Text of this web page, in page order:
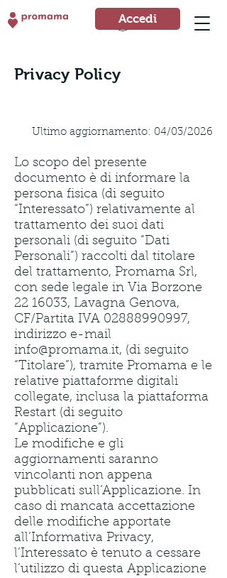
Accedi
Accedi
Privacy Policy
Ultimo aggiornamento: 04/03/2026
Lo scopo del presente
documento è di informare la
persona fisica (di seguito
“Interessato”) relativamente al
trattamento dei suoi dati
personali (di seguito “Dati
Personali”) raccolti dal titolare
del trattamento, Promama Srl,
con sede legale in Via Borzone
22 16033, Lavagna Genova,
CF/Partita IVA 02888990997,
indirizzo e-mail
info@promama.it, (di seguito
“Titolare”), tramite Promama e le
relative piattaforme digitali
collegate, inclusa la piattaforma
Restart (di seguito
“Applicazione”).
Le modifiche e gli
aggiornamenti saranno
vincolanti non appena
pubblicati sull’Applicazione. In
caso di mancata accettazione
delle modifiche apportate
all’Informativa Privacy,
l’Interessato è tenuto a cessare
l’utilizzo di questa Applicazione